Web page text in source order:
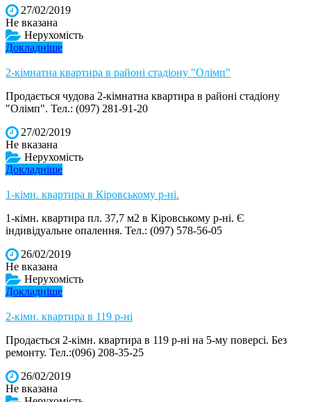
27/02/2019
Не вказана
Нерухомість
Докладніше
2-кімнатна квартира в районі стадіону "Олімп"
Продається чудова 2-кімнатна квартира в районі стадіону
"Олімп". Тел.: (097) 281-91-20
27/02/2019
Не вказана
Нерухомість
Докладніше
1-кімн. квартира в Кіровському р-ні.
1-кімн. квартира пл. 37,7 м2 в Кіровському р-ні. Є
індивідуальне опалення. Тел.: (097) 578-56-05
26/02/2019
Не вказана
Нерухомість
Докладніше
2-кімн. квартира в 119 р-ні
Продається 2-кімн. квартира в 119 р-ні на 5-му поверсі. Без
ремонту. Тел.:(096) 208-35-25
26/02/2019
Не вказана